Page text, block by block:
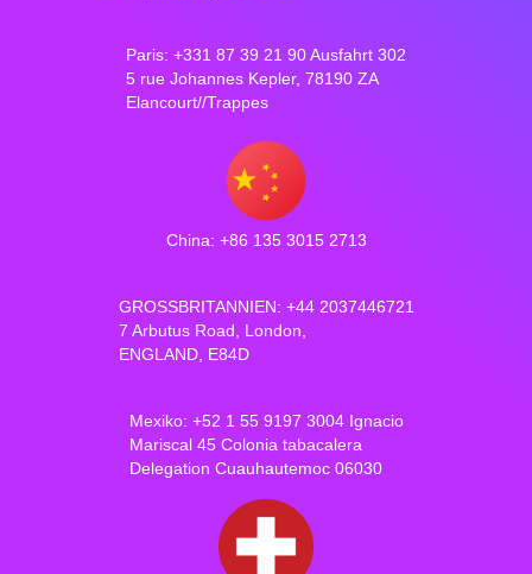
Paris: +331 87 39 21 90 Ausfahrt 302
5 rue Johannes Kepler, 78190 ZA
Elancourt//Trappes
China: +86 135 3015 2713
GROSSBRITANNIEN: +44 2037446721
7 Arbutus Road, London,
ENGLAND, E84D
Mexiko: +52 1 55 9197 3004 Ignacio
Mariscal 45 Colonia tabacalera
Delegation Cuauhautemoc 06030